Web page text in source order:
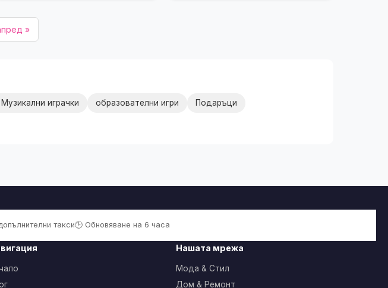
»
играчки образователни игри Подаръци
такси🕒 Обновяване на 6 часа
Нашата мрежа
Мода & Стил
Дом & Ремонт